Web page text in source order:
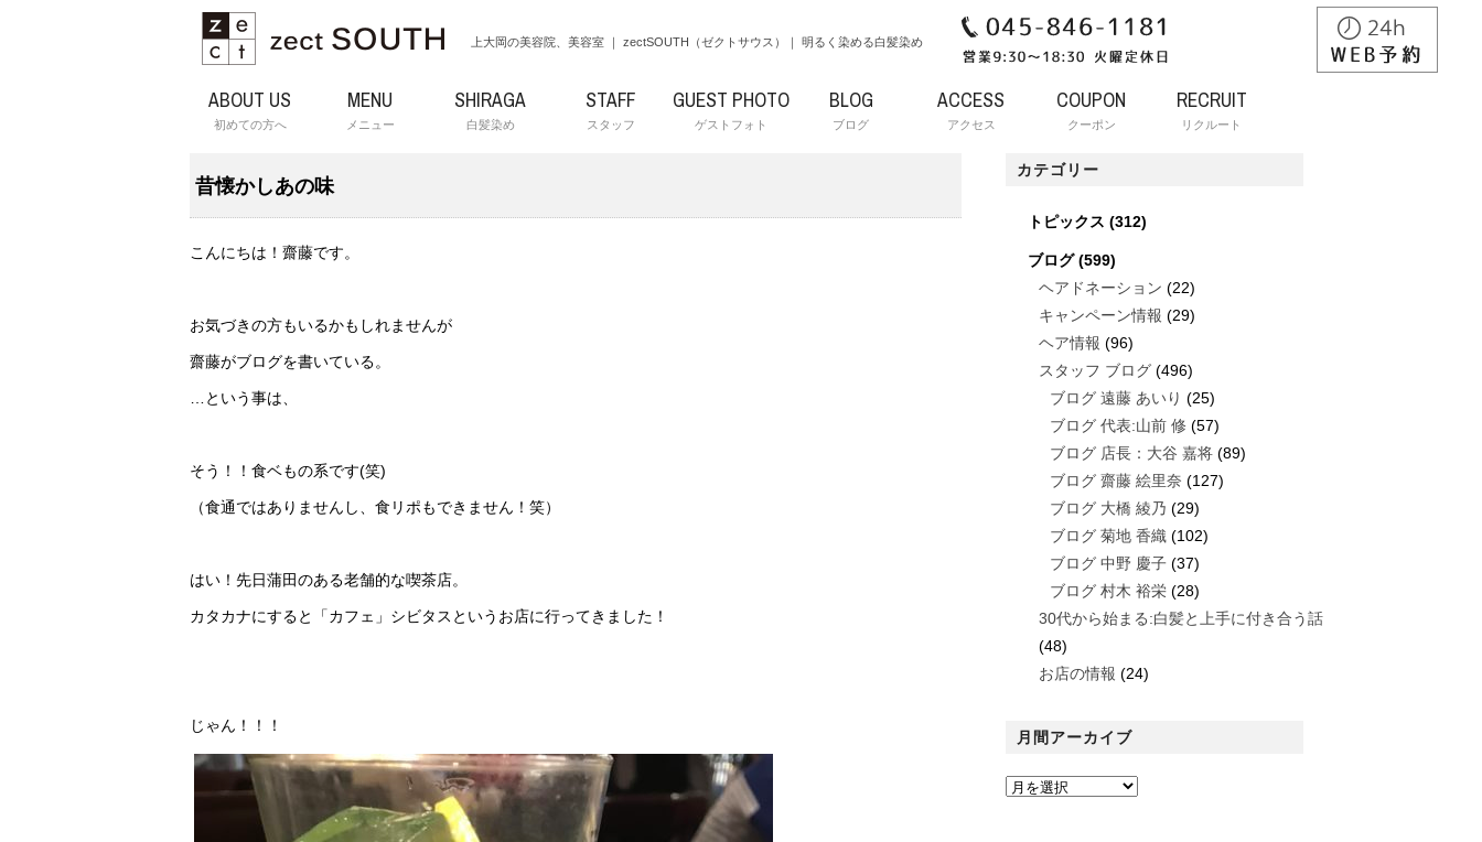
上大岡の美容院、美容室 ｜ zectSOUTH（ゼクトサウス）｜ 明るく染める白髪染め
ABOUT US
初めての方へ
MENU
メニュー
SHIRAGA
白髪染め
STAFF
スタッフ
GUEST PHOTO
ゲストフォト
BLOG
ブログ
ACCESS
アクセス
COUPON
クーポン
RECRUIT
リクルート
昔懐かしあの味
こんにちは！齋藤です。
お気づきの方もいるかもしれませんが
齋藤がブログを書いている。
…という事は、
そう！！食ベもの系です(笑)
（食通ではありませんし、食リポもできません！笑）
はい！先日蒲田のある老舗的な喫茶店。
カタカナにすると「カフェ」シビタスというお店に行ってきました！
じゃん！！！
カテゴリー
トピックス (312)
ブログ(599)
ヘアドネーション (22)
キャンペーン情報 (29)
ヘア情報 (96)
スタッフ ブログ (496)
ブログ 遠藤 あいり (25)
ブログ 代表:山前 修 (57)
ブログ 店長：大谷 嘉将 (89)
ブログ 齋藤 絵里奈 (127)
ブログ 大橋 綾乃 (29)
ブログ 菊地 香織 (102)
ブログ 中野 慶子 (37)
ブログ 村木 裕栄 (28)
30代から始まる:白髪と上手に付き合う話
(48)
お店の情報 (24)
月間アーカイブ